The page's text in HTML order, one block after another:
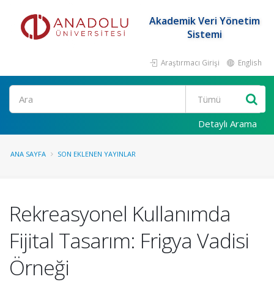
Akademik Veri Yönetim
Sistemi
Araştırmacı Girişi English
Ara
Detaylı Arama
ANA SAYFA SON EKLENEN YAYINLAR
Rekreasyonel Kullanımda
Fijital Tasarım: Frigya Vadisi
Örneği